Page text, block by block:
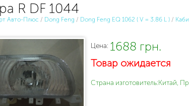
R DF 1044
Авто-Плюс / Dong Feng / Dong Feng EQ 1062 ( V = 3.86 L )/
Цена: 1688 грн.
Товар ожидается
Страна изготовитель:Китай,